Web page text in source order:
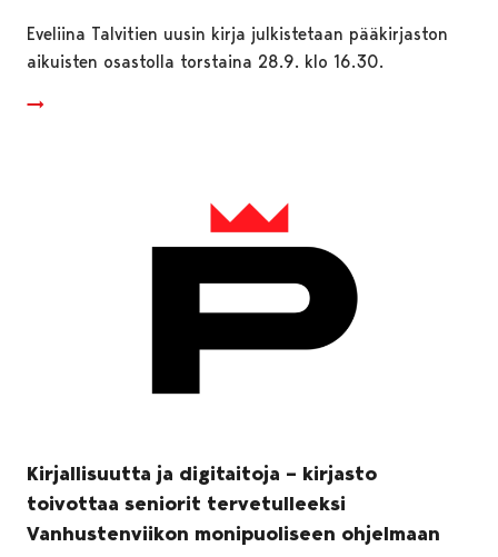
Eveliina Talvitien uusin kirja julkistetaan pääkirjaston
aikuisten osastolla torstaina 28.9. klo 16.30.
Kirjallisuutta ja digitaitoja – kirjasto
toivottaa seniorit tervetulleeksi
Vanhustenviikon monipuoliseen ohjelmaan